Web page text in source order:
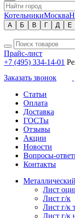
КотельникиМосква
А Б В Г Д Е
Прайс-лист
+7 (495) 334-14-01
Заказать звонок
Статьи
Оплата
Доставка
ГОСТы
Отзывы
Акции
Новости
Вопросы-
Контакты
Лист
Лист г/к
Лист г/к
Лист г/к